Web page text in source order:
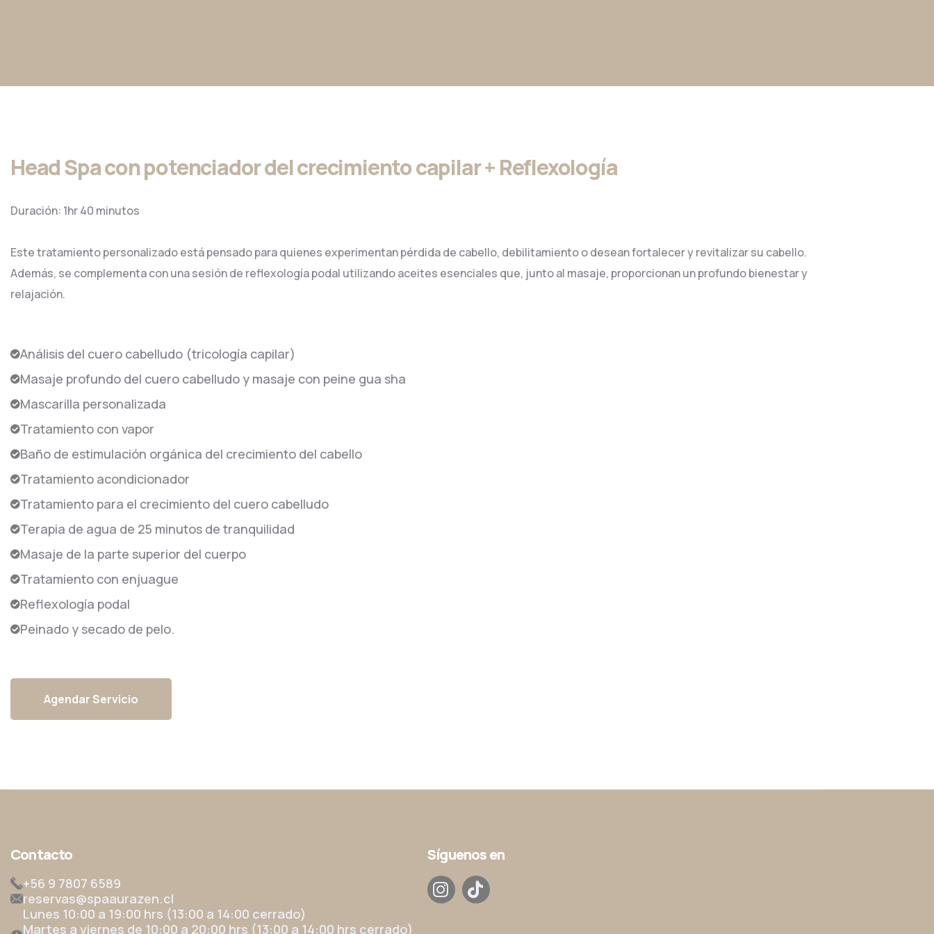
Head Spa con potenciador del crecimiento capilar + Reflexología
Duración: 1hr 40 minutos
Este tratamiento personalizado está pensado para quienes experimentan pérdida de cabello, debilitamiento o desean fortalecer y revitalizar su cabello.
Además, se complementa con una sesión de reflexología podal utilizando aceites esenciales que, junto al masaje, proporcionan un profundo bienestar y
relajación.
Análisis del cuero cabelludo (tricología capilar)
Masaje profundo del cuero cabelludo y masaje con peine gua sha
Mascarilla personalizada
Tratamiento con vapor
Baño de estimulación orgánica del crecimiento del cabello
Tratamiento acondicionador
Tratamiento para el crecimiento del cuero cabelludo
Terapia de agua de 25 minutos de tranquilidad
Masaje de la parte superior del cuerpo
Tratamiento con enjuague
Reflexología podal
Peinado y secado de pelo.
Agendar Servicio
Contacto
+56 9 7807 6589
reservas@spaaurazen.cl
Lunes 10:00 a 19:00 hrs (13:00 a 14:00 cerrado)
Martes a viernes de 10:00 a 20:00 hrs (13:00 a 14:00 hrs cerrado)
Síguenos en